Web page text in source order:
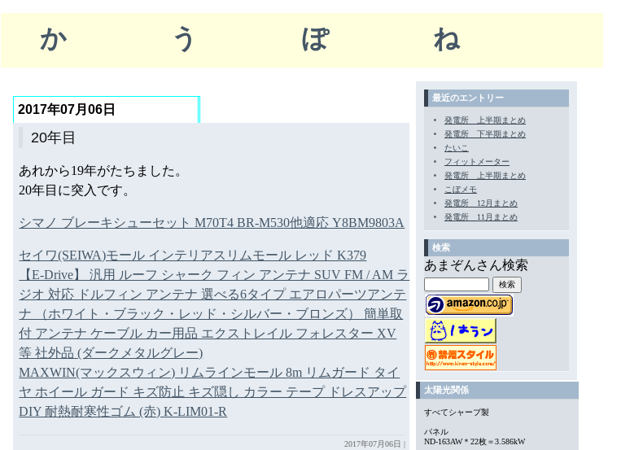
かうぽね
2017年07月06日
20年目
あれから19年がたちました。
20年目に突入です。
シマノ ブレーキシューセット M70T4 BR-M530他適応 Y8BM9803A
セイワ(SEIWA)モール インテリアスリムモール レッド K379
【E-Drive】 汎用 ルーフ シャーク フィン アンテナ SUV FM / AM ラ
ジオ 対応 ドルフィン アンテナ 選べる6タイプ エアロパーツアンテ
ナ （ホワイト・ブラック・レッド・シルバー・ブロンズ） 簡単取
付 アンテナ ケーブル カー用品 エクストレイル フォレスター XV
等 社外品 (ダークメタルグレー)
MAXWIN(マックスウィン) リムラインモール 8m リムガード タイ
ヤ ホイール ガード キズ防止 キズ隠し カラー テープ ドレスアップ
DIY 耐熱耐寒性ゴム (赤) K-LIM01-R
2017年07月06日|
最近のエントリー
発電所 上半期まとめ
発電所 下半期まとめ
たいこ
フィットメーター
発電所 上半期まとめ
こぼメモ
発電所 12月まとめ
発電所 11月まとめ
検索
あまぞんさん検索
太陽光関係
すべてシャープ製
パネル
ND-163AW＊22枚＝3.586kW